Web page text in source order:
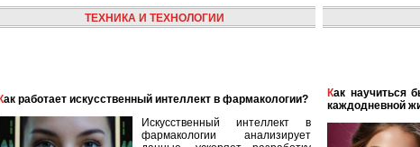
ТЕХНИКА И ТЕХНОЛОГИИ
Как работает искусственный интеллект в фармакологии?
Искусственный интеллект в
фармакологии анализирует
Как научиться быть более женственной и элегантной в
каждодневной